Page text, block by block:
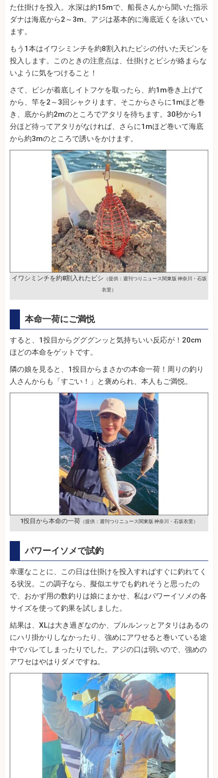
た仕掛けを投入。水深は約15mで、船長さんから聞いた指示
ダナは海底から2～3m。アジは基本的に海底近くを泳いでい
ます。
もう1本はイワシミンチを約8割入れたビシの付いた天ビンを
投入します。このときの注意点は、仕掛けとビシが絡まらな
いように気をつけること！
さて、ビシが着底しイトフケを取ったら、約1m巻き上げて
から、竿を2～3回シャクります。そこからさらに1mほど巻
き、底から約2mのところでアタリを待ちます。30秒から1
分ほど待ってアタリがなければ、さらに1mほど巻いて海底
から約3mのところで誘いをかけます。
イワシミンチを約8割入れたビシ （提供：週刊つりニュース関東版 神奈川・石坂
衣里）
本命一荷にご満悦
すると、1投目からグググンッと気持ちいい反応が！20cm
ほどの本命をゲットです。
隣の娘を見ると、1投目からまさかの本命一荷！周りの釣り
人さんからも「すごい！」と褒められ、本人もご満悦。
1投目から本命の一荷 （提供：週刊つりニュース関東版 神奈川・石坂衣里）
パワーイソメで試釣
幸運なことに、この日は仕掛けを投入すればすぐに釣れてく
る状況。この調子なら、擬似エサでも釣れそうと思ったの
で、おかず用の数釣りは娘にまかせ、私はパワーイソメの各
サイズを使って釣果を試しました。
結果は、XLは大き過ぎなのか、ブルルンッとアタリはあるの
にハリ掛かりしなかったり、強めにアワせると巻いている途
中でバレてしまったりでした。アジの口は弱いので、強めの
アワセはやはりダメですね。